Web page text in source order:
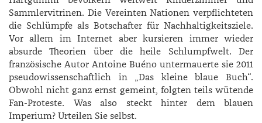
Sammlervitrinen. Die Vereinten Nationen verpflichteten
die Schlümpfe als Botschafter für Nachhaltigkeitsziele.
Vor allem im Internet aber kursieren immer wieder
absurde Theorien über die heile Schlumpfwelt. Der
französische Autor Antoine Buéno untermauerte sie 2011
pseudowissenschaftlich in „Das kleine blaue Buch“.
Obwohl nicht ganz ernst gemeint, folgten teils wütende
Fan-Proteste. Was also steckt hinter dem blauen
Imperium? Urteilen Sie selbst.